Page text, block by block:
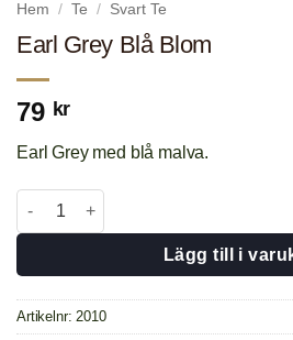
Hem / Te / Svart Te
Earl Grey Blå Blom
79 kr
Earl Grey med blå malva.
Earl Grey Blå Blom mängd
Lägg till i
Artikelnr: 2010